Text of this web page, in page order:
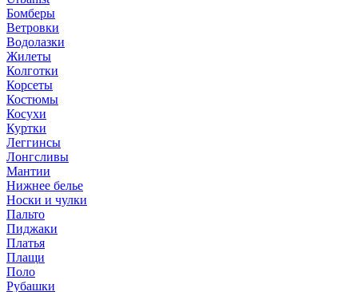
Бомберы
Ветровки
Водолазки
Жилеты
Колготки
Корсеты
Костюмы
Косухи
Куртки
Леггинсы
Лонгсливы
Мантии
Нижнее белье
Носки и чулки
Пальто
Пиджаки
Платья
Плащи
Поло
Рубашки